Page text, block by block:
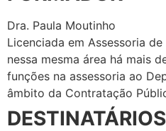
Dra. Paula Moutinho
Licenciada em Assessoria
nessa mesma área há mais
funções na assessoria ao
âmbito da Contratação
DESTINATÁRIOS